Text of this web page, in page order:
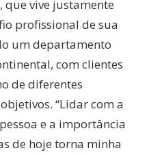
que vive justamente
profissional de sua
um departamento
com clientes
de diferentes
“Lidar com a
e a importância
de hoje torna minha